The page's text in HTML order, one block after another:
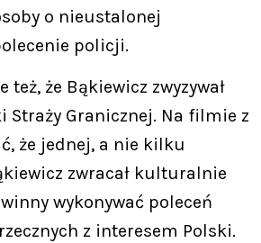
o nieustalonej
policji.
też, że Bąkiewicz zwyzywał
Granicznej. Na filmie z
że jednej, a nie kilku
zwracał kulturalnie
wykonywać poleceń
z interesem Polski.